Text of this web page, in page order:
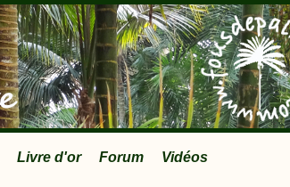
Livre d'or Forum Vidéos